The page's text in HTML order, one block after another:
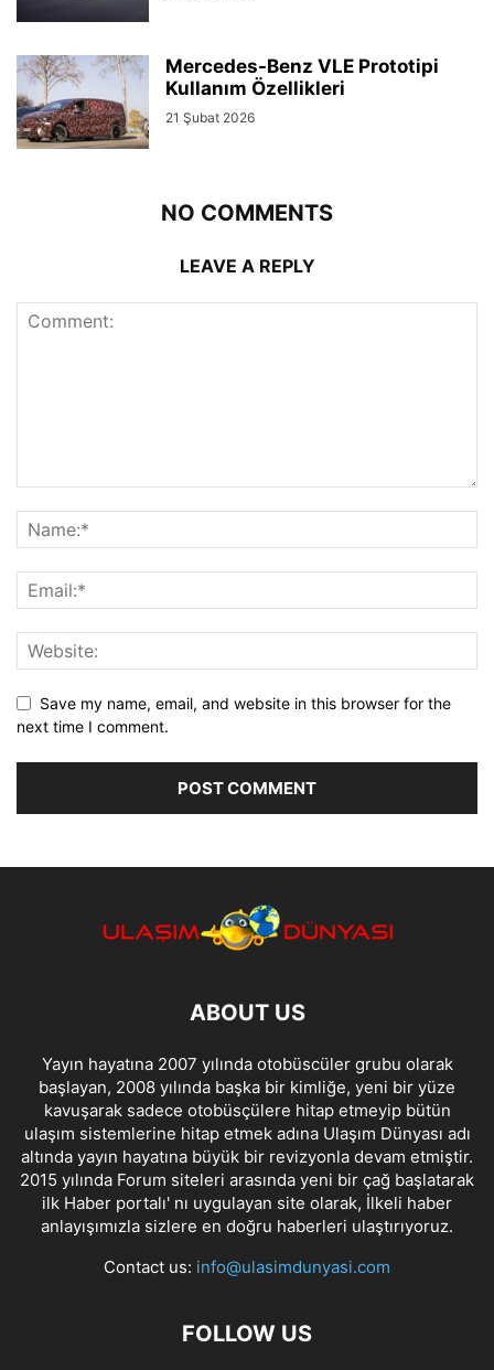
Mercedes-Benz VLE Prototipi
Kullanım Özellikleri
21 Şubat 2026
NO COMMENTS
LEAVE A REPLY
Save my name, email, and website in this browser for the
next time I comment.
ABOUT US
Yayın hayatına 2007 yılında otobüscüler grubu olarak
başlayan, 2008 yılında başka bir kimliğe, yeni bir yüze
kavuşarak sadece otobüsçülere hitap etmeyip bütün
ulaşım sistemlerine hitap etmek adına Ulaşım Dünyası adı
altında yayın hayatına büyük bir revizyonla devam etmiştir.
2015 yılında Forum siteleri arasında yeni bir çağ başlatarak
ilk Haber portalı' nı uygulayan site olarak, İlkeli haber
anlayışımızla sizlere en doğru haberleri ulaştırıyoruz.
Contact us: info@ulasimdunyasi.com
FOLLOW US